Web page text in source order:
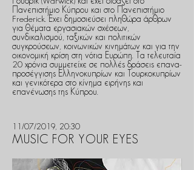
Πανεπιστήμιο Κύπρου και στο Πανεπιστήμιο
Frederick. Έχει δημοσιεύ­σει πληθώρα άρθρων
για θέματα εργασια­κών σχέσεων,
συνδικαλισμού, ταξικών και πολιτικών
συγκρούσεων, κοινωνικών κινημάτων και για την
οικονομική κρίση στη νότια Ευρώπη. Τα τελευταία
20 χρό­νια συμμετείχε σε πολλές δράσεις επανα­
προσέγγισης Ελληνοκυπρίων και Τουρκο­κυπρίων
και γενικότερα στο κίνημα ειρή­νης και
επανένωσης της Κύπρου.
11/07/2019, 20:30
MUSIC FOR YOUR EYES